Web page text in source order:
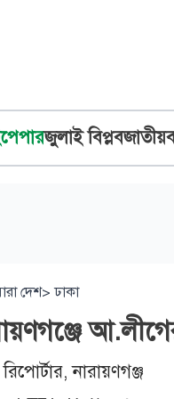
জুলাই বিপ্লবজাতীয়
দেশ> ঢাকা
নারায়ণগঞ্জ